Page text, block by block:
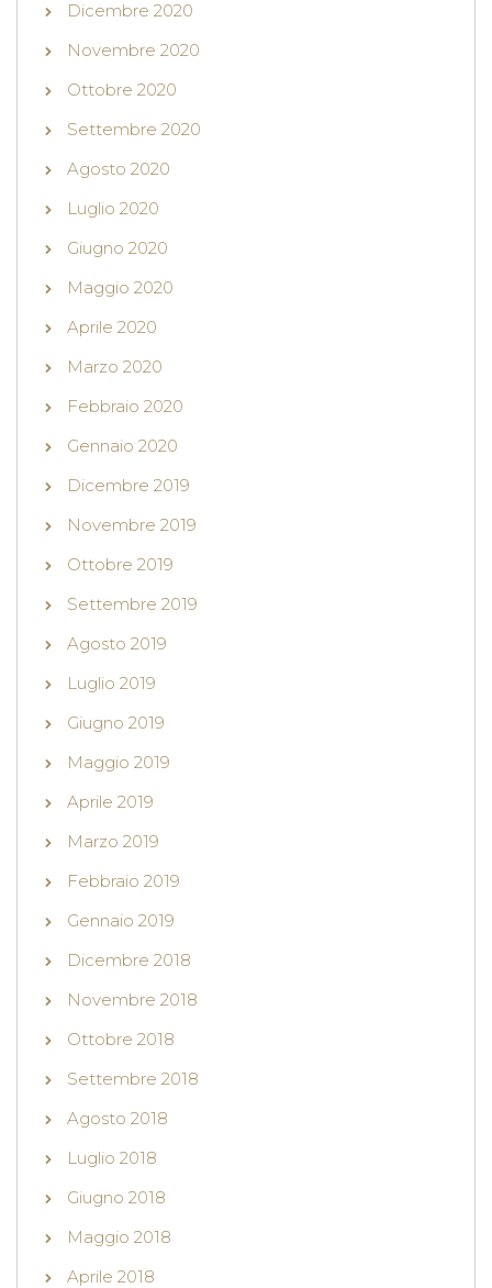
Dicembre 2020
Novembre 2020
Ottobre 2020
Settembre 2020
Agosto 2020
Luglio 2020
Giugno 2020
Maggio 2020
Aprile 2020
Marzo 2020
Febbraio 2020
Gennaio 2020
Dicembre 2019
Novembre 2019
Ottobre 2019
Settembre 2019
Agosto 2019
Luglio 2019
Giugno 2019
Maggio 2019
Aprile 2019
Marzo 2019
Febbraio 2019
Gennaio 2019
Dicembre 2018
Novembre 2018
Ottobre 2018
Settembre 2018
Agosto 2018
Luglio 2018
Giugno 2018
Maggio 2018
Aprile 2018